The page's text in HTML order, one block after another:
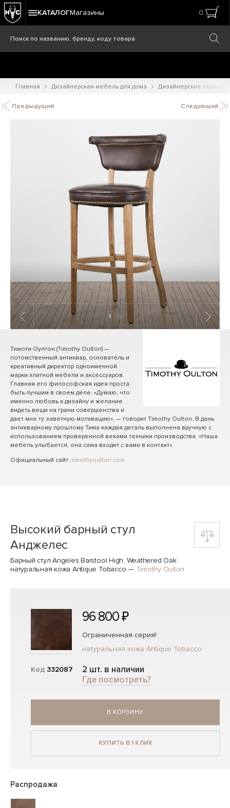
КАТАЛОГМагазины 0
Главная Дизайнерская мебель для дома Дизайнерские стулья
Предыдущий Следующий
1 / 15
Тимоти Оултон (Timothy Oulton) —
потомственный антиквар, основатель и
креативный директор одноименной
марки элитной мебели и аксессуаров.
Главная его философская идея проста:
быть лучшим в своем деле. «Думаю, что
именно любовь к дизайну и желание
видеть вещи на грани совершенства и
дает мне ту заветную мотивацию», — говорит Timothy Oulton. В дань
антикварному прошлому Тима каждая деталь выполнена вручную с
использованием проверенной веками техники производства. «Наша
мебель улыбается, она сама входит с вами в контакт».
Официальный сайт: timothyoulton.com
Высокий барный стул
Анджелес
Барный стул Angeles Barstool High, Weathered Oak
натуральная кожа Antique Tobacco — Timothy Oulton
Код 332087
96 800 ₽
Ограниченная серия!
натуральная кожа Antique Tobacco
2 шт. в наличии
Где посмотреть?
В КОРЗИНУ
КУПИТЬ В 1 КЛИК
Распродажа